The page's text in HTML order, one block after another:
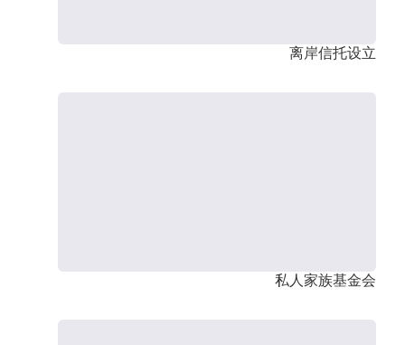
离岸信托设立
私人家族基金会